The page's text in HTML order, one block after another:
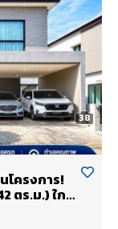
38
ครงการ!
ตร.ม.) ใกล้